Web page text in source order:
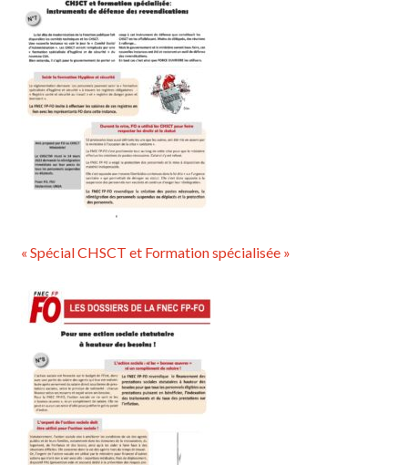
« Spécial CHSCT et Formation spécialisée »